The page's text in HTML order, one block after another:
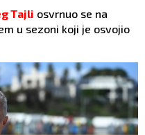
Tajli osvrnuo se na
u sezoni koji je osvojio